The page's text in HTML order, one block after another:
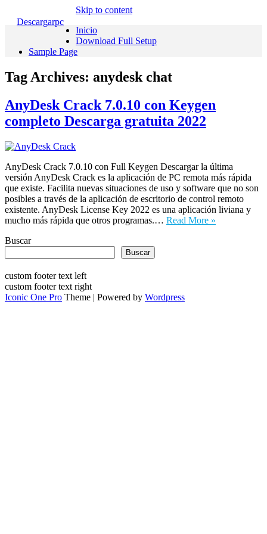
Descargarpc
Skip to content
Inicio
Download Full Setup
Sample Page
Tag Archives: anydesk chat
AnyDesk Crack 7.0.10 con Keygen
completo Descarga gratuita 2022
AnyDesk Crack 7.0.10 con Full Keygen Descargar la última
versión AnyDesk Crack es la aplicación de PC remota más rápida
que existe. Facilita nuevas situaciones de uso y software que no son
posibles a través de la aplicación de escritorio de control remoto
existente. AnyDesk License Key 2022 es una aplicación liviana y
mucho más rápida que otros programas.… Read More »
Buscar
Buscar
custom footer text left
custom footer text right
Iconic One Pro Theme | Powered by Wordpress